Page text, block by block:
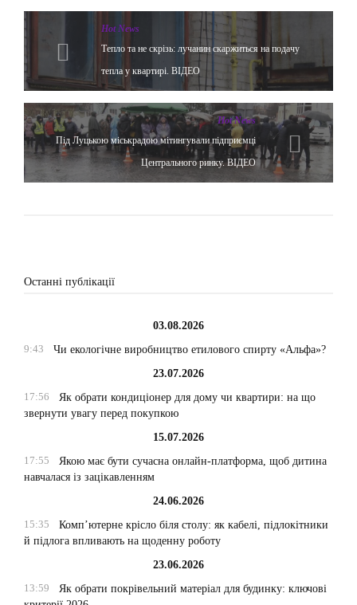
Hot News
Тепло та не скрізь: лучанин скаржиться на подачу
тепла у квартирі. ВІДЕО
Hot News
Під Луцькою міськрадою мітингували підприємці
Центрального ринку. ВІДЕО
Останні публікації
03.08.2026
9:43
Чи екологічне виробництво етилового спирту «Альфа»?
23.07.2026
17:56
Як обрати кондиціонер для дому чи квартири: на що
звернути увагу перед покупкою
15.07.2026
17:55
Якою має бути сучасна онлайн-платформа, щоб дитина
навчалася із зацікавленням
24.06.2026
15:35
Комп’ютерне крісло біля столу: як кабелі, підлокітники
й підлога впливають на щоденну роботу
23.06.2026
13:59
Як обрати покрівельний матеріал для будинку: ключові